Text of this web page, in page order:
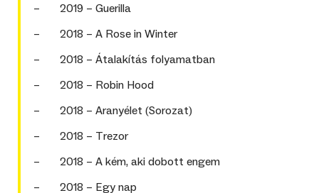
– 2019 – Guerilla
– 2018 – A Rose in Winter
– 2018 – Átalakítás folyamatban
– 2018 – Robin Hood
– 2018 – Aranyélet (Sorozat)
– 2018 – Trezor
– 2018 – A kém, aki dobott engem
– 2018 – Egy nap